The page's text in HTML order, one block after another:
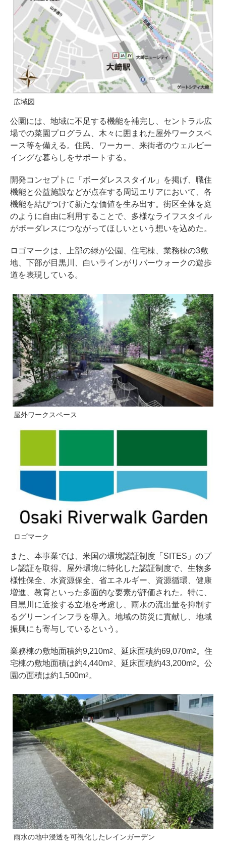
広域図
公園には、地域に不足する機能を補完し、セントラル広
場での菜園プログラム、木々に囲まれた屋外ワークスペ
ース等を備える。住民、ワーカー、来街者のウェルビー
イングな暮らしをサポートする。
開発コンセプトに「ボーダレススタイル」を掲げ、職住
機能と公益施設などが点在する周辺エリアにおいて、各
機能を結びつけて新たな価値を生み出す。街区全体を庭
のように自由に利用することで、多様なライフスタイル
がボーダレスにつながってほしいという想いを込めた。
ロゴマークは、上部の緑が公園、住宅棟、業務棟の3敷
地、下部が目黒川、白いラインがリバーウォークの遊歩
道を表現している。
屋外ワークスペース
ロゴマーク
また、本事業では、米国の環境認証制度「SITES」のプ
レ認証を取得。屋外環境に特化した認証制度で、生物多
様性保全、水資源保全、省エネルギー、資源循環、健康
増進、教育といった多面的な要素が評価された。特に、
目黒川に近接する立地を考慮し、雨水の流出量を抑制す
るグリーンインフラを導入。地域の防災に貢献し、地域
振興にも寄与しているという。
業務棟の敷地面積約9,210m2 、延床面積約69,070m2。住
宅棟の敷地面積は約4,440m2 、延床面積約43,200m2。公
園の面積は約1,500m2。
雨水の地中浸透を可視化したレインガーデン